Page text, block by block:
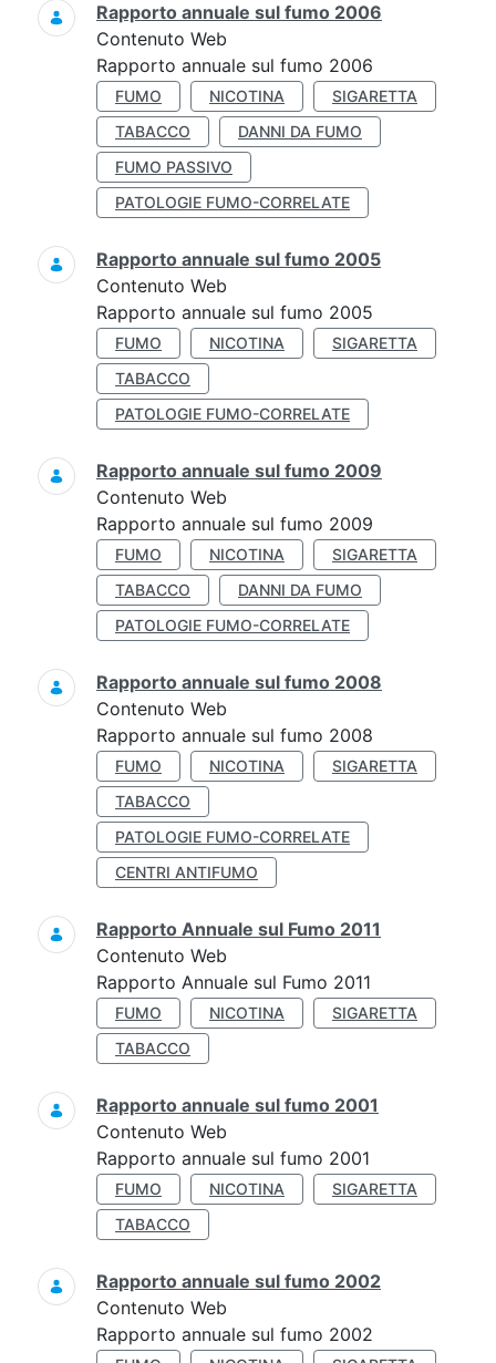
Rapporto annuale sul fumo 2006
Contenuto Web
Rapporto annuale sul fumo 2006
FUMO NICOTINA
SIGARETTA
TABACCO
DANNI DA FUMO
FUMO PASSIVO
PATOLOGIE FUMO-CORRELATE
Rapporto annuale sul fumo 2005
Contenuto Web
Rapporto annuale sul fumo 2005
FUMO NICOTINA
SIGARETTA
TABACCO
PATOLOGIE FUMO-CORRELATE
Rapporto annuale sul fumo 2009
Contenuto Web
Rapporto annuale sul fumo 2009
FUMO NICOTINA
SIGARETTA
TABACCO
DANNI DA FUMO
PATOLOGIE FUMO-CORRELATE
Rapporto annuale sul fumo 2008
Contenuto Web
Rapporto annuale sul fumo 2008
FUMO NICOTINA
SIGARETTA
TABACCO
PATOLOGIE FUMO-CORRELATE
CENTRI ANTIFUMO
Rapporto Annuale sul Fumo 2011
Contenuto Web
Rapporto Annuale sul Fumo 2011
FUMO NICOTINA
SIGARETTA
TABACCO
Rapporto annuale sul fumo 2001
Contenuto Web
Rapporto annuale sul fumo 2001
FUMO NICOTINA
SIGARETTA
TABACCO
Rapporto annuale sul fumo 2002
Contenuto Web
Rapporto annuale sul fumo 2002